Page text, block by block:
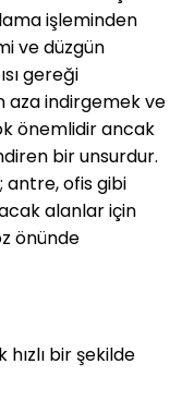
işleminden
ve düzgün
gereği
aza indirgemek ve
önemlidir ancak
bir unsurdur.
antre, ofis gibi
alanlar için
önünde
hızlı bir şekilde